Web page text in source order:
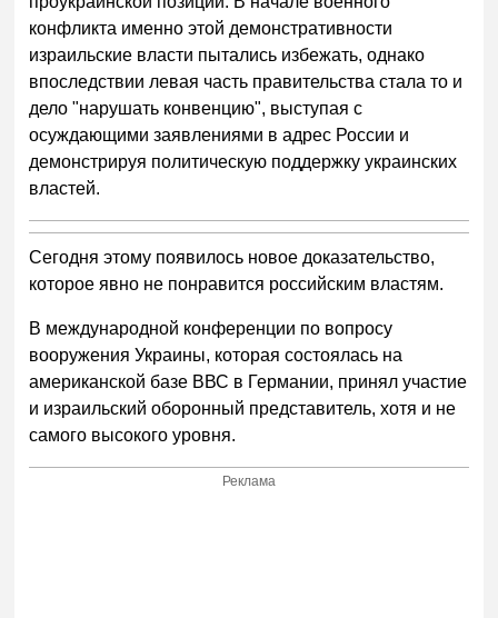
конфликта именно этой демонстративности
израильские власти пытались избежать, однако
впоследствии левая часть правительства стала то и
дело "нарушать конвенцию", выступая с
осуждающими заявлениями в адрес России и
демонстрируя политическую поддержку украинских
властей.
Сегодня этому появилось новое доказательство,
которое явно не понравится российским властям.
В международной конференции по вопросу
вооружения Украины, которая состоялась на
американской базе ВВС в Германии, принял участие
и израильский оборонный представитель, хотя и не
самого высокого уровня.
Реклама